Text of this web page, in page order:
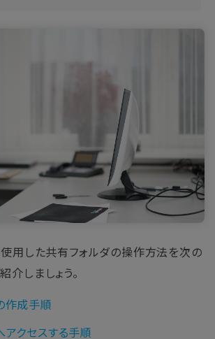
使用した共有フォルダの操作方法を次の
介しましょう。
作成手順
アクセスする手順